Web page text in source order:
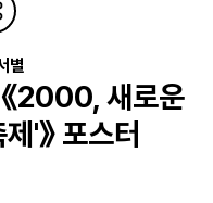
별
2000, 새로운
'》 포스터